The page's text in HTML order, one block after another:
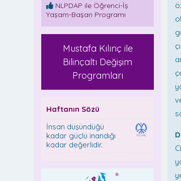
NLPDAP ile Öğrenci-İş
Yaşam-Başarı Programı
Mustafa Kılınç ile
Bilinçaltı Değişim
Programları
Haftanın Sözü
İnsan düşündüğü
kadar güçlü inandığı
kadar değerlidir.